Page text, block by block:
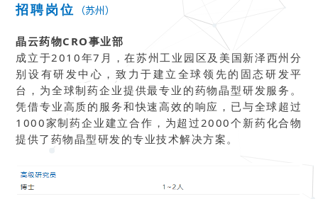
招聘岗位 （苏州）
晶云药物CRO事业部
成立于2010年7月，在苏州工业园区及美国新泽西州分
别设有研发中心，致力于建立全球领先的固态研发平
台，为全球制药企业提供最专业的药物晶型研发服务。
凭借专业高质的服务和快速高效的响应，已与全球超过
1000家制药企业建立合作，为超过2000个新药化合物
提供了药物晶型研发的专业技术解决方案。